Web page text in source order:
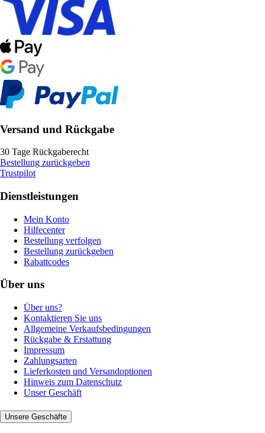
Versand und Rückgabe
30 Tage Rückgaberecht
Bestellung zurückgeben
Trustpilot
Dienstleistungen
Mein Konto
Hilfecenter
Bestellung verfolgen
Bestellung zurückgeben
Rabattcodes
Über uns
Über uns?
Kontaktieren Sie uns
Allgemeine Verkaufsbedingungen
Rückgabe & Erstattung
Impressum
Zahlungsarten
Lieferkosten und Versandoptionen
Hinweis zum Datenschutz
Unser Geschäft
Unsere Geschäfte